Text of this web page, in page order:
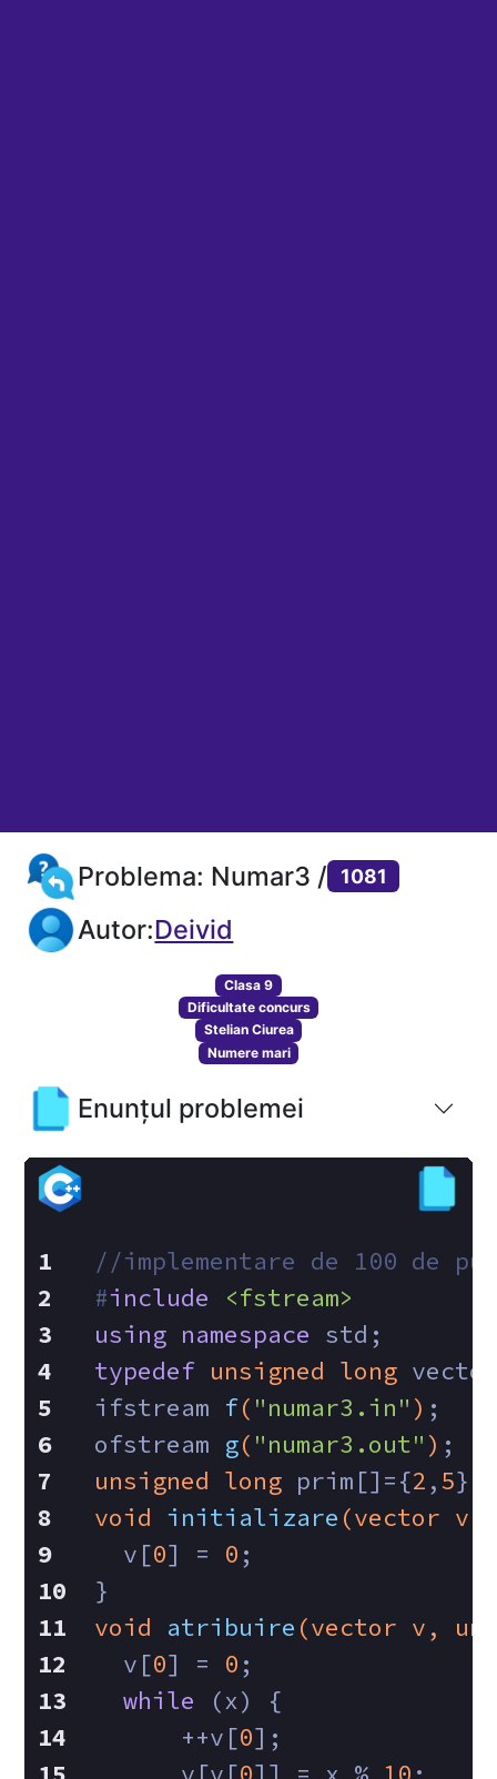
Problema: Numar3 / 1081
Autor:Deivid
Clasa 9
Dificultate concurs
Stelian Ciurea
Numere mari
Enunțul problemei
//implementare de 100 de
#include
<fstream>
using namespace std;
typedef unsigned long
ifstream f( "numar3.in" ) ;
ofstream g( "numar3.out" ) ;
unsigned long prim[]={2 , 5};
void initializare (vector v)
  v[
0] = 0 ;
}
void
atribuire (vector v,
  v[
0] = 0 ;
while (x) {
      ++v[
0];